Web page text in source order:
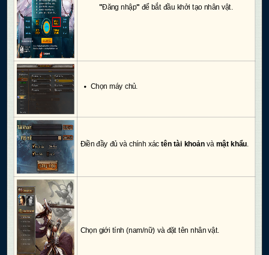
"Đăng nhập" để bắt đầu khởi tạo nhân vật.
Chọn máy chủ.
Điền đầy đủ và chính xáctên tài khoảnvà mật khẩu.
Chọn giới tính (nam/nữ) và đặt tên nhân vật.